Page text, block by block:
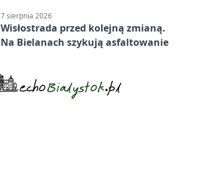
7 sierpnia 2026
Wisłostrada przed kolejną zmianą.
Na Bielanach szykują asfaltowanie